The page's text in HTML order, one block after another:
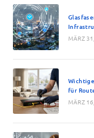
MÄRZ
für
MÄRZ